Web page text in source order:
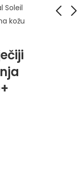
Soleil
kožu
Matirajuća 3 u 1
njega SPF 50+ 50ml
29,20
Multiprotect Spray
SPF 50+ 200ml
45,90